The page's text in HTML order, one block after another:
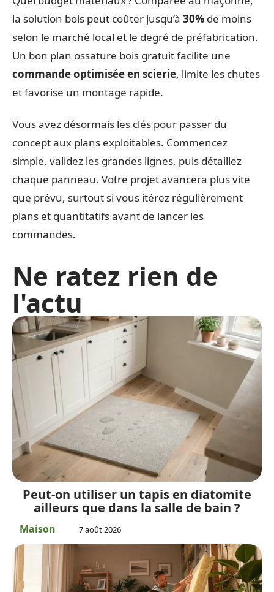
la solution bois peut coûter jusqu’à 30% de moins
selon le marché local et le degré de préfabrication.
Un bon plan ossature bois gratuit facilite une
commande optimisée en scierie, limite les chutes
et favorise un montage rapide.
Vous avez désormais les clés pour passer du
concept aux plans exploitables. Commencez
simple, validez les grandes lignes, puis détaillez
chaque panneau. Votre projet avancera plus vite
que prévu, surtout si vous itérez régulièrement
plans et quantitatifs avant de lancer les
commandes.
Ne ratez rien de
l'actu
Peut-on utiliser un tapis en diatomite
ailleurs que dans la salle de bain ?
Maison 7 août 2026